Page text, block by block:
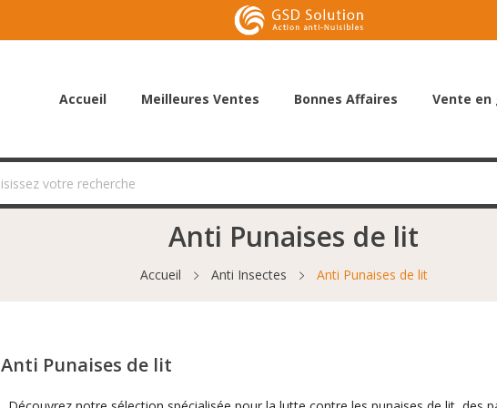
Accueil Meilleures Ventes Bonnes Affaires Vente en
Anti Punaises de lit
Accueil Anti Insectes Anti Punaises de lit
Anti Punaises de lit